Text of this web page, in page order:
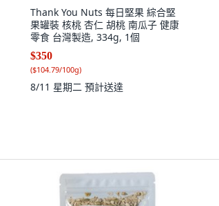
Thank You Nuts 每日堅果 綜合堅
果罐裝 核桃 杏仁 胡桃 南瓜子 健康
零食 台灣製造, 334g, 1個
$350
($104.79/100g)
8/11 星期二 預計送達